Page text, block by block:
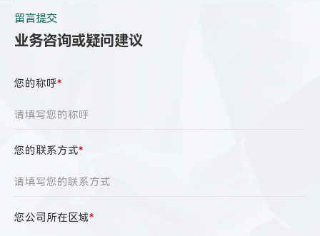
留言提交
业务咨询或疑问建议
您的称呼*
您的联系方式*
您公司所在区域*